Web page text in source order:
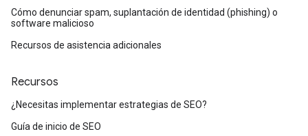
Cómo denunciar spam, suplantación de identidad (phishing) o
software malicioso
Recursos de asistencia adicionales
Recursos
¿Necesitas implementar estrategias de SEO?
Guía de inicio de SEO